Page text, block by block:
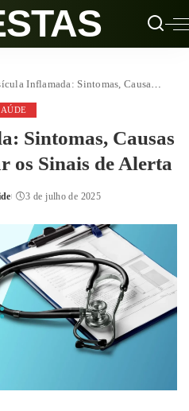
Inflamada: Sintomas, Causas e Como Identificar os Sinais de Alerta
Sintomas, Causas
os Sinais de Alerta
3 de julho de 2025